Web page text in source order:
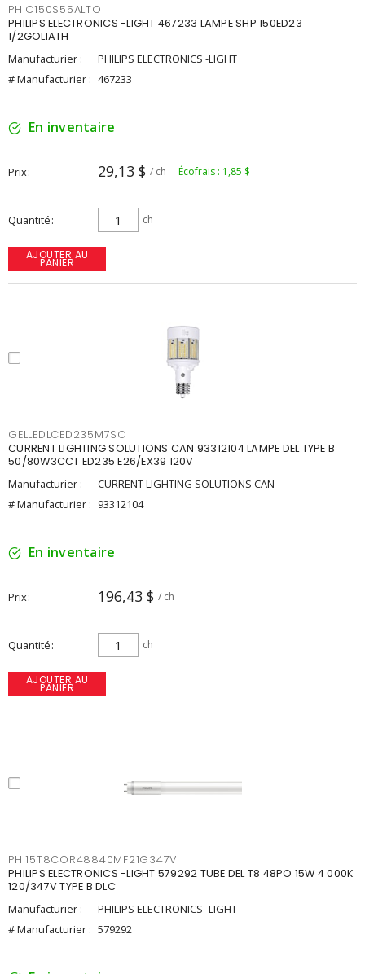
PHIC150S55ALTO
PHILIPS ELECTRONICS -LIGHT 467233 LAMPE SHP 150ED23
1/2GOLIATH
Manufacturier :
PHILIPS ELECTRONICS -LIGHT
# Manufacturier : 467233
En inventaire
Prix 29,13 $ / ch Écofrais : 1,85 $
Quantité ch
AJOUTER AU
PANIER
GELLEDLCED235M7SC
CURRENT LIGHTING SOLUTIONS CAN 93312104 LAMPE DEL TYPE B
50/80W3CCT ED235 E26/EX39 120V
Manufacturier :
CURRENT LIGHTING SOLUTIONS CAN
# Manufacturier : 93312104
En inventaire
Prix 196,43 $ / ch
Quantité ch
AJOUTER AU
PANIER
PHI15T8COR48840MF21G347V
PHILIPS ELECTRONICS -LIGHT 579292 TUBE DEL T8 48PO 15W 4 000K
120/347V TYPE B DLC
Manufacturier :
PHILIPS ELECTRONICS -LIGHT
# Manufacturier : 579292